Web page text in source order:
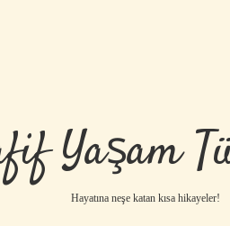
Yaşam
Hayatına neşe katan kısa hikayeler!